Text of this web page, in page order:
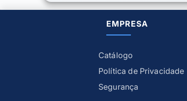
EMPRESA
Catálogo
Política de Privacidade
Segurança